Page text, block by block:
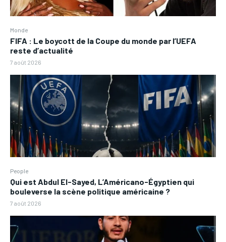
Monde
FIFA : Le boycott de la Coupe du monde par l’UEFA
reste d’actualité
7 août 2026
People
Qui est Abdul El-Sayed, L’Américano-Égyptien qui
bouleverse la scène politique américaine ?
7 août 2026